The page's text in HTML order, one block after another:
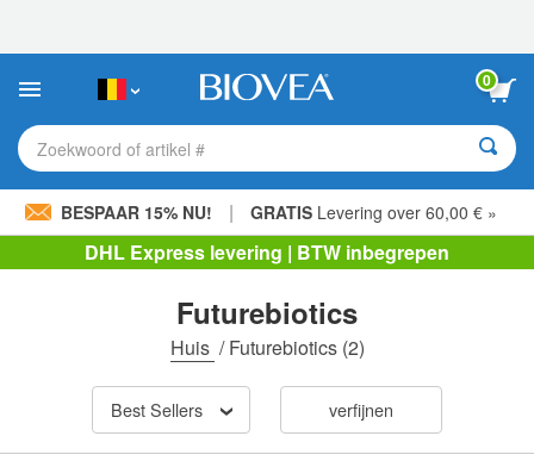
Deze
bevat
toegankelijkheidssysteem.
0
Zoekwoord of artikel #
BESPAAR 15% NU! | GRATIS Levering over 60,00 € »
DHL Express levering | BTW inbegrepen
Futurebiotics
Huis /Futurebiotics(2)
Best Sellers verfijnen